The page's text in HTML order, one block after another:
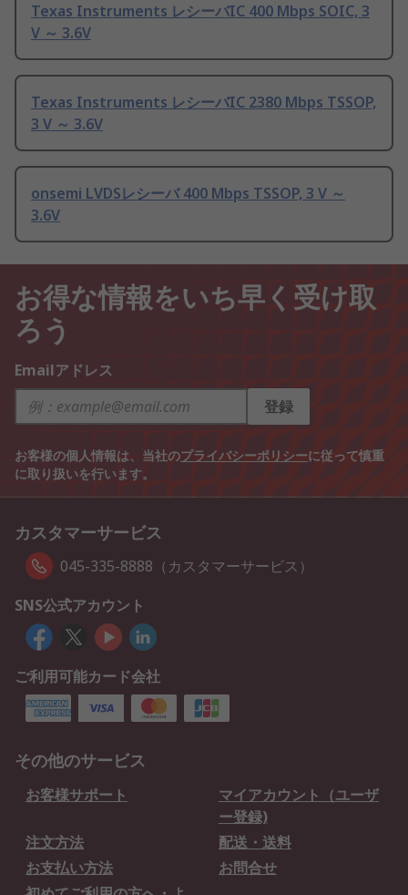
Texas Instruments レシーバIC 400 Mbps SOIC, 3
V ～ 3.6V
Texas Instruments レシーバIC 2380 Mbps TSSOP,
3 V ～ 3.6V
onsemi LVDSレシーバ 400 Mbps TSSOP, 3 V ～
3.6V
お得な情報をいち早く受け取
ろう
Emailアドレス
登録
お客様の個人情報は、当社のプライバシーポリシーに従って慎重
に取り扱いを行います。
カスタマーサービス
045-335-8888（カスタマーサービス）
SNS公式アカウント
ご利用可能カード会社
その他のサービス
お客様サポート
マイアカウント（ユーザ
ー登録)
注文方法
配送・送料
お支払い方法
お問合せ